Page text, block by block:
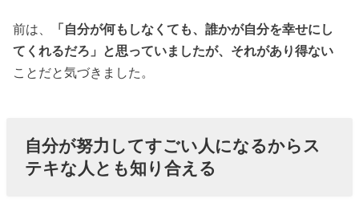
前は、
「自分が何もしなくても、誰かが自分を幸せにし
てくれるだろ」と思っていましたが、それがあり得ない
ことだと気づきました。
自分が努力してすごい人になるからス
テキな人とも知り合える